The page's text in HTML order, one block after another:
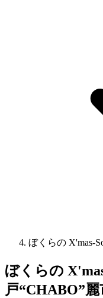
ぼくらの X'mas-
ぼくらの
戸“CHABO”麗